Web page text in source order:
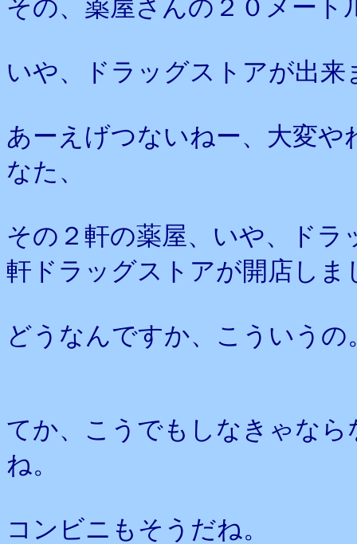
その、薬屋さんの２０メー
いや、ドラッグストアが出来
あーえげつないねー、大変
なた、
その２軒の薬屋、いや、ド
軒ドラッグストアが開店しま
どうなんですか、こういうの
てか、こうでもしなきゃな
ね。
コンビニもそうだね。